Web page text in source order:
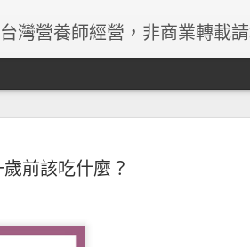
前該吃什麼？
灣營養師經營，非商業轉載